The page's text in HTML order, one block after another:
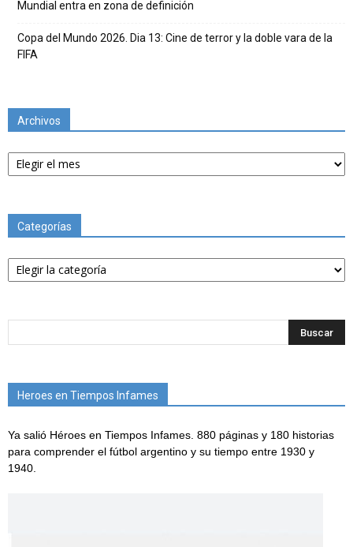
Mundial entra en zona de definición
Copa del Mundo 2026. Dia 13: Cine de terror y la doble vara de la
FIFA
Archivos
Archivos
Categorías
Categorías
Heroes en Tiempos Infames
Ya salió Héroes en Tiempos Infames. 880 páginas y 180 historias
para comprender el fútbol argentino y su tiempo entre 1930 y
1940.